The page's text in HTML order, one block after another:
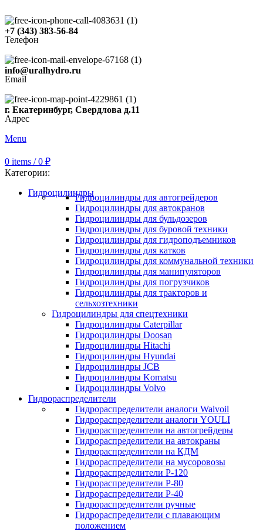
+7 (343) 383-56-84
Телефон
info@uralhydro.ru
Email
г. Екатеринбург, Свердлова д.11
Адрес
Menu
0 items / 0 ₽
Категории:
ГидроцилиндрыГидроцилиндры для автогрейдеров
Гидроцилиндры для автокранов
Гидроцилиндры для бульдозеров
Гидроцилиндры для буровой техники
Гидроцилиндры для гидроподъемников
Гидроцилиндры для катков
Гидроцилиндры для коммунальной техники
Гидроцилиндры для манипуляторов
Гидроцилиндры для погрузчиков
Гидроцилиндры для тракторов и
сельхозтехники
Гидроцилиндры для спецтехники
Гидроцилиндры Caterpillar
Гидроцилиндры Doosan
Гидроцилиндры Hitachi
Гидроцилиндры Hyundai
Гидроцилиндры JCB
Гидроцилиндры Komatsu
Гидроцилиндры Volvo
Гидрораспределители
Гидрораспределители аналоги Walvoil
Гидрораспределители аналоги YOULI
Гидрораспределители на автогрейдеры
Гидрораспределители на автокраны
Гидрораспределители на КДМ
Гидрораспределители на мусоровозы
Гидрораспределители Р-120
Гидрораспределители Р-80
Гидрораспределители Р-40
Гидрораспределители ручные
Гидрораспределители с плавающим
положением